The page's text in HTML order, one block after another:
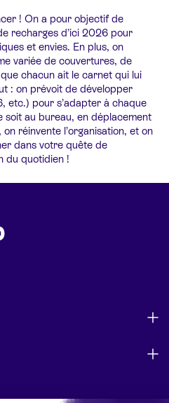
! On a pour objectif de
recharges d’ici 2026 pour
et envies. En plus, on
variée de couvertures, de
chacun ait le carnet qui lui
: on prévoit de développer
etc.) pour s’adapter à chaque
soit au bureau, en déplacement
réinvente l’organisation, et on
dans votre quête de
du quotidien !